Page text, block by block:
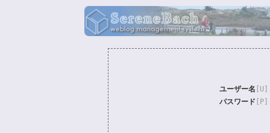
ユーザー名 [U]
パスワード [P]